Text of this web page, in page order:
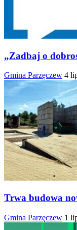
„Zadbaj o
Gmina Parzęczew 4
Trwa budowa
Gmina Parzęczew 1